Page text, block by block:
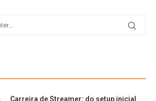
Carreira de Streamer: do setup inicial